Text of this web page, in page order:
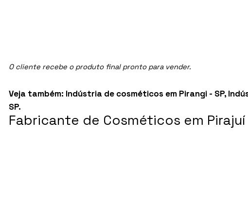
O cliente recebe o produto final pronto para vender.
Veja também: Indústria de cosméticos em Pirangi - SP,
SP.
Fabricante de Cosméticos em Pirajuí